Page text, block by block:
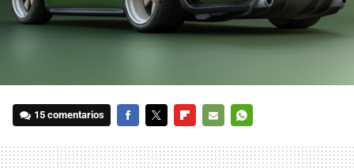
15 comentarios
MAIL